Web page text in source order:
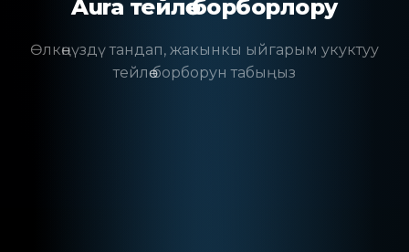
Aura тейлөө борборлору
Өлкөңүздү тандап, жакынкы ыйгарым укуктуу
тейлөө борборун табыңыз